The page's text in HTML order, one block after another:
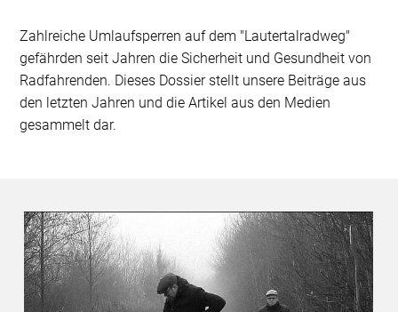
Zahlreiche Umlaufsperren auf dem "Lautertalradweg"
gefährden seit Jahren die Sicherheit und Gesundheit von
Radfahrenden. Dieses Dossier stellt unsere Beiträge aus
den letzten Jahren und die Artikel aus den Medien
gesammelt dar.